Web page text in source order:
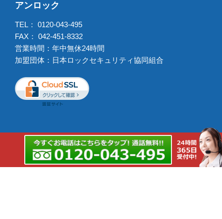
アンロック
TEL： 0120-043-495
FAX： 042-451-8332
営業時間：年中無休24時間
加盟団体：日本ロックセキュリティ協同組合
出張強化エリア
鍵交換出張強化エリア